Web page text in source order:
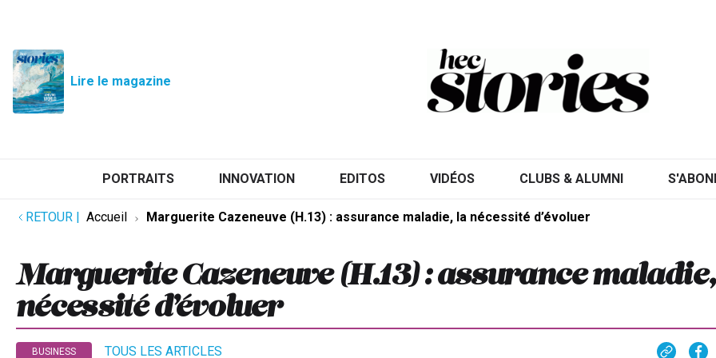
Lire le magazine
PORTRAITS INNOVATION EDITOS VIDÉOS CLUBS & ALUMNI
RETOUR | Accueil Marguerite Cazeneuve (H.13) : assurance maladie, la nécessité d’évoluer
Marguerite Cazeneuve (H.13) : assurance
nécessité d’évoluer
BUSINESS TOUS LES ARTICLES